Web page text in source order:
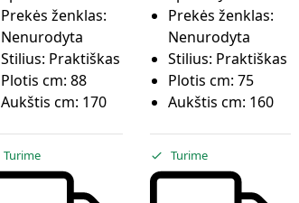
Prekės ženklas:
Nenurodyta
Stilius: Praktiškas
Plotis cm: 88
Aukštis cm: 170
Turime
Prekės ženklas:
Nenurodyta
Stilius: Praktiškas
Plotis cm:75
Aukštis cm: 160
Turime